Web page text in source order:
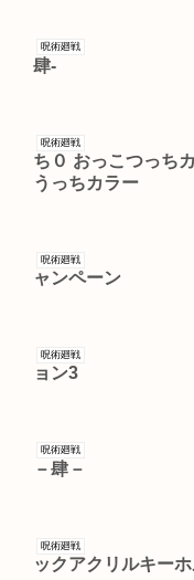
呪術廻戦
肆-
呪術廻戦
ち０ おっこつっち
うっちカラー
呪術廻戦
ャンペーン
呪術廻戦
ョン3
呪術廻戦
－肆－
呪術廻戦
ックアクリルキー